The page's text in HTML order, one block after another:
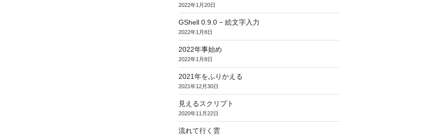
2022年1月20日
GShell 0.9.0 − 絵文字入力
2022年1月8日
2022年事始め
2022年1月8日
2021年をふりかえる
2021年12月30日
見えるスクリプト
2020年11月22日
流れて行く雲